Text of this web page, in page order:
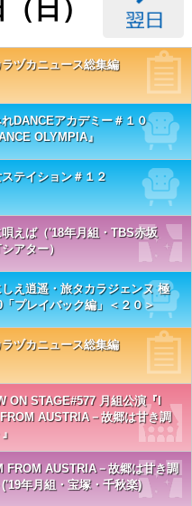
日）
ラヅカニュース総集編
DANCEアカデミー＃１０
OLYMPIA』
テイション＃１２
えば（'18年月組・TBS赤坂
アター）
しえ逍遥・旅タカラジェンヌ 極
「プレイバック編」＜２０＞
ラヅカニュース総集編
ON STAGE#577 月組公演『I
AUSTRIA－故郷は甘き調
FROM AUSTRIA－故郷は甘き調
年月組・宝塚・千秋楽)